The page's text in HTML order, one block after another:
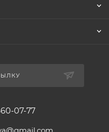
07-77